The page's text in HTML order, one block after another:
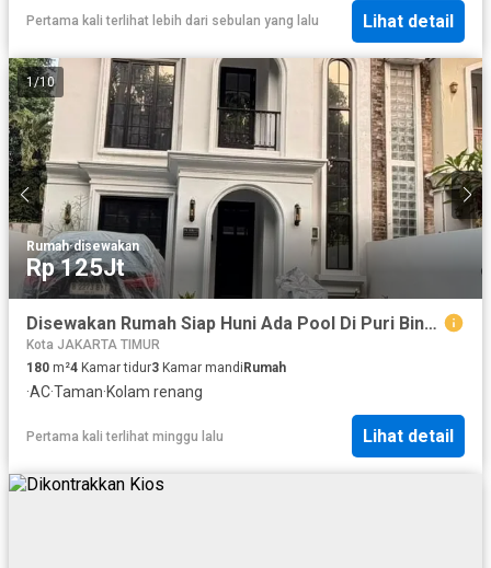
Pertama kali terlihat lebih dari sebulan yang lalu Lihat detail
1/10
Rumah·disewakan
Rp 125Jt
Disewakan Rumah Siap Huni Ada Pool Di Puri Bintaro Sektor 9
Kota JAKARTA TIMUR
180 m²4 Kamar tidur3 Kamar mandiRumah
·AC·Taman·Kolam renang
Pertama kali terlihat minggu lalu Lihat detail